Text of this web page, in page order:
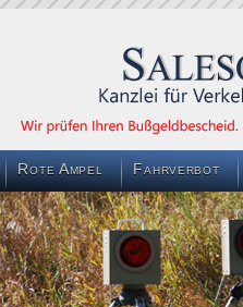
Rote Ampel Fahrverbot